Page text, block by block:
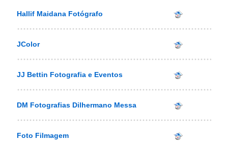
Hallif Maidana Fotógrafo
JColor
JJ Bettin Fotografia e Eventos
DM Fotografias Dilhermano Messa
Foto Filmagem